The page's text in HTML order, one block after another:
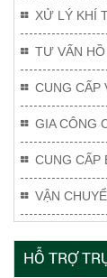
XỬ LÝ KHÍ
TƯ VẤN
CUNG CẤP
GIA CÔNG
CUNG CẤP
VẬN
HỖ TRỢ